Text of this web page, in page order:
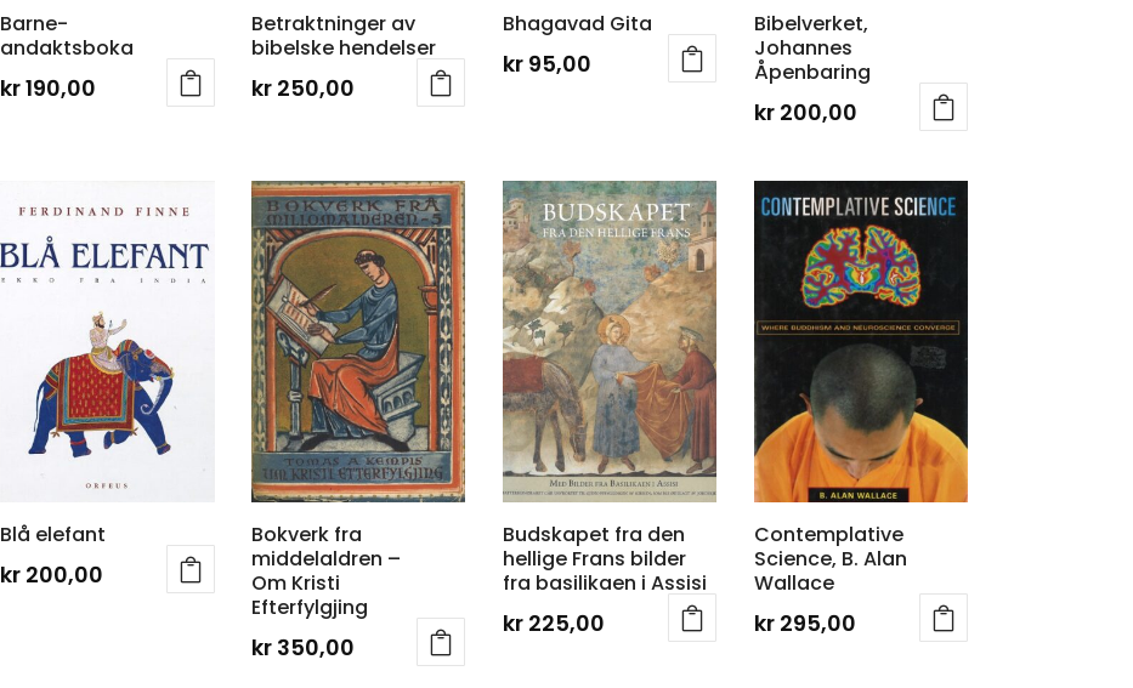
Barne-
andaktsboka
kr190,00
Betraktninger av
bibelske hendelser
kr 250,00
Bhagavad Gita
kr95,00
Bibelverket,
Johannes
Åpenbaring
kr200,00
Blå elefant
kr 200,00
Bokverk fra
middelaldren –
Om Kristi
Efterfylgjing
kr 350,00
Budskapet fra den
hellige Frans bilder
fra basilikaen i Assisi
kr225,00
Contemplative
Science, B. Alan
Wallace
kr295,00